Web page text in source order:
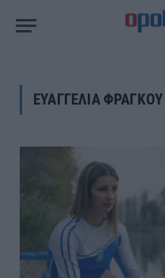
ΕΥΑΓΓΕΛΙΑ ΦΡΑΓΚΟΥ